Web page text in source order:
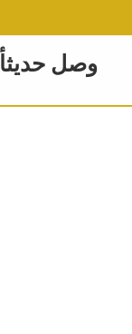
وصل حديثأ